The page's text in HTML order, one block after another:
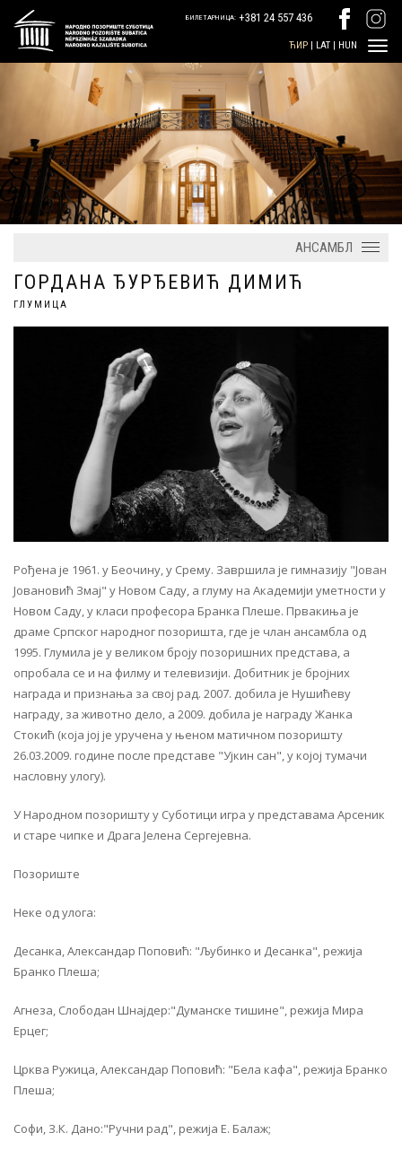
БИЛЕТАРНИЦА: +381 24 557 436
ЋИР | LAT | HUN
АНСАМБЛ
ГОРДАНА ЂУРЂЕВИЋ ДИМИЋ
ГЛУМИЦА
Рођена је 1961. у Беочину, у Срему. Завршила је гимназију "Јован
Јовановић Змај" у Новом Саду, а глуму на Академији уметности у
Новом Саду, у класи професора Бранка Плеше. Првакиња је
драме Српског народног позоришта, где је члан ансамбла од
1995. Глумила је у великом броју позоришних представа, а
опробала се и на филму и телевизији. Добитник је бројних
награда и признања за свој рад. 2007. добила је Нушићеву
награду, за животно дело, а 2009. добила је награду Жанка
Стокић (која јој је уручена у њеном матичном позоришту
26.03.2009. године после представе "Ујкин сан", у којој тумачи
насловну улогу).
У Народном позоришту у Суботици игра у представама Арсеник
и старе чипке и Драга Јелена Сергејевна.
Позориште
Неке од улога:
Десанка, Александар Поповић: "Љубинко и Десанка", режија
Бранко Плеша;
Агнеза, Слободан Шнајдер:"Думанске тишине", режија Мира
Ерцег;
Црква Ружица, Александар Поповић: "Бела кафа", режија Бранко
Плеша;
Софи, З.К. Дано:"Ручни рад", режија Е. Балаж;